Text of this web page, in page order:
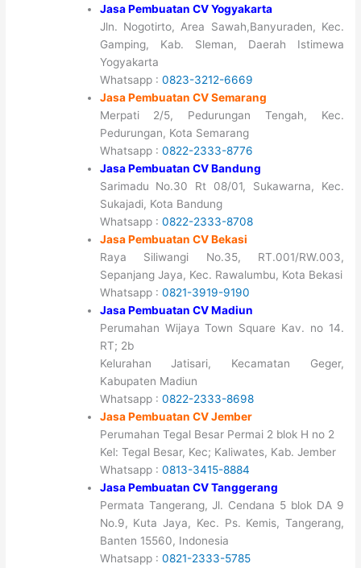
Jasa Pembuatan CV Yogyakarta
Jln. Nogotirto, Area Sawah,Banyuraden, Kec.
Gamping, Kab. Sleman, Daerah Istimewa
Yogyakarta
Whatsapp : 0823-3212-6669
Jasa Pembuatan CV Semarang
Merpati 2/5, Pedurungan Tengah, Kec.
Pedurungan, Kota Semarang
Whatsapp : 0822-2333-8776
Jasa Pembuatan CV Bandung
Sarimadu No.30 Rt 08/01, Sukawarna, Kec.
Sukajadi, Kota Bandung
Whatsapp : 0822-2333-8708
Jasa Pembuatan CV Bekasi
Raya Siliwangi No.35, RT.001/RW.003,
Sepanjang Jaya, Kec. Rawalumbu, Kota Bekasi
Whatsapp : 0821-3919-9190
Jasa Pembuatan CV Madiun
Perumahan Wijaya Town Square Kav. no 14.
RT; 2b
Kelurahan Jatisari, Kecamatan Geger,
Kabupaten Madiun
Whatsapp : 0822-2333-8698
Jasa Pembuatan CV Jember
Perumahan Tegal Besar Permai 2 blok H no 2
Kel: Tegal Besar, Kec; Kaliwates, Kab. Jember
Whatsapp : 0813-3415-8884
Jasa Pembuatan CV Tanggerang
Permata Tangerang, Jl. Cendana 5 blok DA 9
No.9, Kuta Jaya, Kec. Ps. Kemis, Tangerang,
Banten 15560, Indonesia
Whatsapp : 0821-2333-5785